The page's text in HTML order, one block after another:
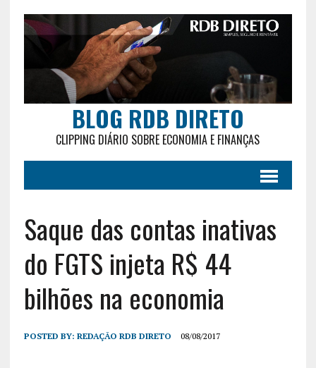
BLOG RDB DIRETO
CLIPPING DIÁRIO SOBRE ECONOMIA E FINANÇAS
Saque das contas inativas
do FGTS injeta R$ 44
bilhões na economia
POSTED BY: REDAÇÃO RDB DIRETO 08/08/2017